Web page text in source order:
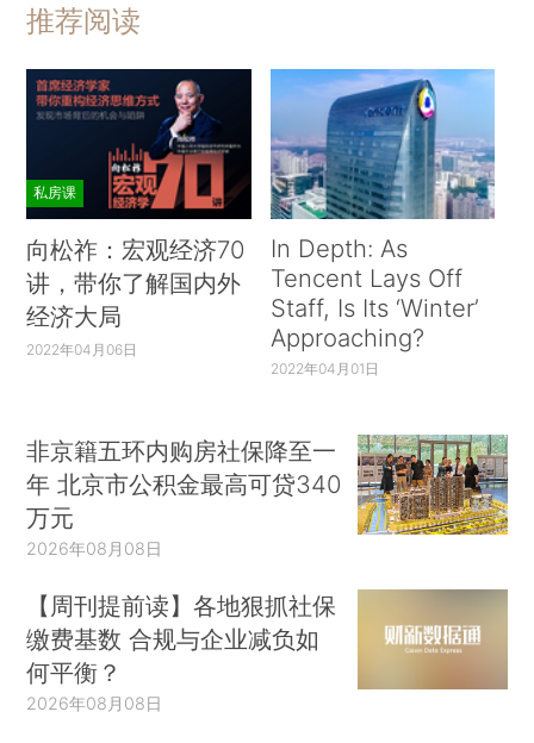
推荐阅读
私房课
向松祚：宏观经济70
讲，带你了解国内外
经济大局
2022年04月06日
In Depth: As
Tencent Lays Off
Staff, Is Its ‘Winter’
Approaching?
2022年04月01日
非京籍五环内购房社保降至一
年 北京市公积金最高可贷340
万元
2026年08月08日
【周刊提前读】各地狠抓社保
缴费基数 合规与企业减负如
何平衡？
2026年08月08日